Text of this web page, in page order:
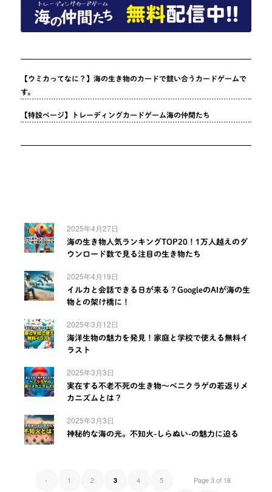
【ウミカってなに？】海の生き物のカードで競い合うカードゲームで
す。
【特設ページ】トレーディングカードゲーム海の仲間たち
2025年4月27日
海の生き物人気ランキングTOP20！1万人越えのダ
ウンロード数で見る注目の生き物たち
2025年4月19日
イルカと会話できる日が来る？GoogleのAIが海の生
物との架け橋に！
2025年3月12日
海洋生物の魅力を発見！家庭と学校で使える無料イ
ラスト
2025年3月3日
実在する不老不死の生き物～ベニクラゲの若返りメ
カニズムとは？
2025年3月3日
神秘的な海の光。不知火-しらぬい-の魅力に迫る
Page 3 of 18
‹ 1 2 3 4 5